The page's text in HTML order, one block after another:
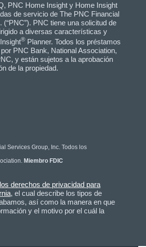
PNC Home Insight y Home Insight
de servicio de The PNC Financial
PNC tiene una solicitud de
a diversas características y
® Planner. Todos los préstamos
PNC Bank, National Association,
y están sujetos a la aprobación
de la propiedad.
Services Group, Inc. Todos los
Miembro FDIC
derechos de privacidad para
, el cual describe los tipos de
así como la manera en que
y el motivo por el cuál la